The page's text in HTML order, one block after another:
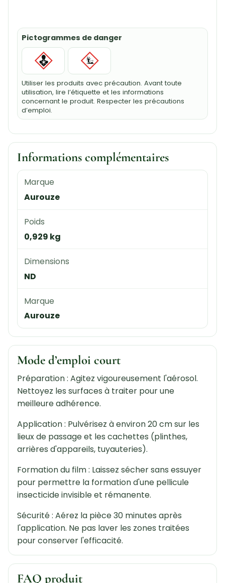
Pictogrammes de danger
Utiliser les produits avec précaution. Avant toute
utilisation, lire l’étiquette et les informations
concernant le produit. Respecter les précautions
d’emploi.
Informations complémentaires
Marque
Aurouze
Poids
0,929 kg
Dimensions
ND
Marque
Aurouze
Mode d’emploi court
Préparation : Agitez vigoureusement l'aérosol.
Nettoyez les surfaces à traiter pour une
meilleure adhérence.
Application : Pulvérisez à environ 20 cm sur les
lieux de passage et les cachettes (plinthes,
arrières d'appareils, tuyauteries).
Formation du film : Laissez sécher sans essuyer
pour permettre la formation d'une pellicule
insecticide invisible et rémanente.
Sécurité : Aérez la pièce 30 minutes après
l'application. Ne pas laver les zones traitées
pour conserver l'efficacité.
FAQ produit